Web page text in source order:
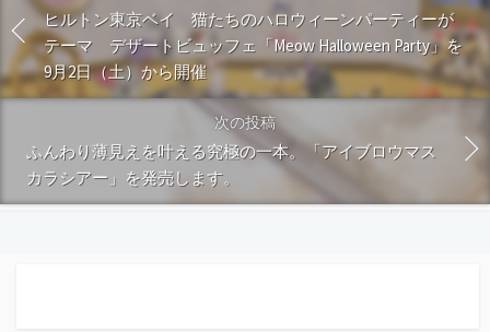
ヒルトン東京ベイ 猫たちのハロウィーンパーティーが
テーマ デザートビュッフェ「Meow Halloween Party」を
9月2日（土）から開催
次の投稿
ふんわり薄見えを叶える究極の一本。「アイブロウマス
カラシアー」を発売します。